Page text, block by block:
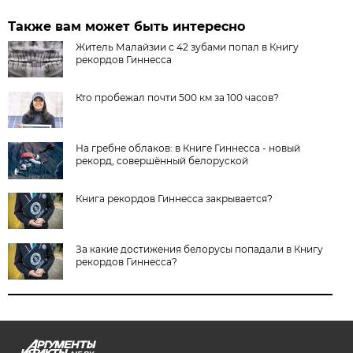
Также вам может быть интересно
Житель Малайзии с 42 зубами попал в Книгу
рекордов Гиннесса
Кто пробежал почти 500 км за 100 часов?
На гребне облаков: в Книге Гиннесса - новый
рекорд, совершённый белоруской
Книга рекордов Гиннесса закрывается?
За какие достижения белорусы попадали в Книгу
рекордов Гиннесса?